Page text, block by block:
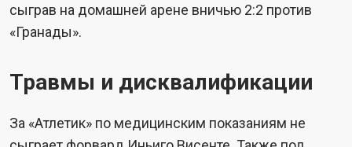
сыграв на домашней арене вничью 2:2 против
«Гранады».
Травмы и дисквалификации
За «Атлетик» по медицинским показаниям не